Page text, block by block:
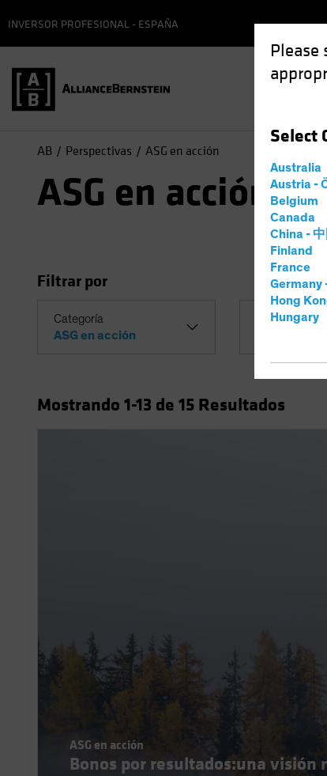
Select
Australia
Austria -
Belgium
Canada
China - 中
Finland
France
Germany
Hong
Hungary
INVERSOR PROFESIONAL - ESPAÑA
AB Perspectivas ASG en acción
ASG en acción
Filtrar por
Categoría
ASG en acción
Mostrando 1-13 de 15 Resultados
ASG en acción
Bonos por resultados:una visión